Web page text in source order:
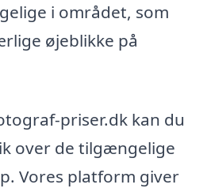
i området, som
øjeblikke på
priser.dk kan du
over de tilgængelige
Vores platform giver